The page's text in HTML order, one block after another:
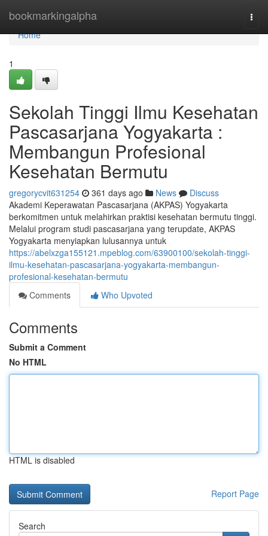
bookmarkingalpha
Home
Home
1
Sekolah Tinggi Ilmu Kesehatan
Pascasarjana Yogyakarta :
Membangun Profesional
Kesehatan Bermutu
gregorycvit631254 361 days ago News
Discuss
Akademi Keperawatan Pascasarjana (AKPAS) Yogyakarta
berkomitmen untuk melahirkan praktisi kesehatan bermutu tinggi.
Melalui program studi pascasarjana yang terupdate, AKPAS
Yogyakarta menyiapkan lulusannya untuk
https://abelxzga155121.mpeblog.com/63900100/sekolah-tinggi-
ilmu-kesehatan-pascasarjana-yogyakarta-membangun-
profesional-kesehatan-bermutu
Comments
Who Upvoted
Comments
Submit a Comment
No HTML
HTML is disabled
Report Page
Search